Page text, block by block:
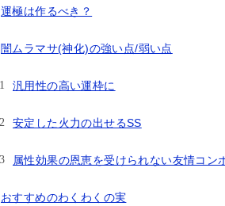
運極は作るべき？
闇ムラマサ(神化)の強い点/弱い点
汎用性の高い運枠に
安定した火力の出せるSS
属性効果の恩恵を受けられない友情コン
おすすめのわくわくの実